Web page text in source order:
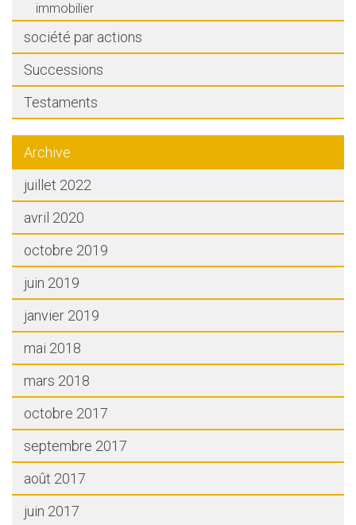
immobilier
société par actions
Successions
Testaments
Archive
juillet 2022
avril 2020
octobre 2019
juin 2019
janvier 2019
mai 2018
mars 2018
octobre 2017
septembre 2017
août 2017
juin 2017